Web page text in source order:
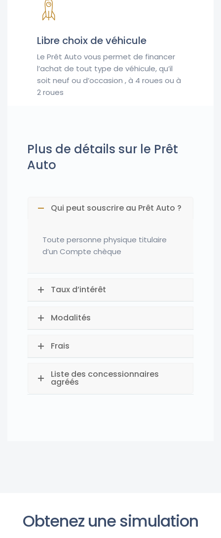
Libre choix de véhicule
Le Prêt Auto vous permet de financer
l’achat de tout type de véhicule, qu’il
soit neuf ou d’occasion , à 4 roues ou à
2 roues
Plus de détails sur le Prêt
Auto
Qui peut souscrire au Prêt Auto ?
Toute personne physique titulaire
d’un Compte chèque
Taux d’intérêt
Modalités
Frais
Liste des concessionnaires
agréés
Obtenez une simulation